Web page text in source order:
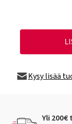
Kysy lisää
Yli